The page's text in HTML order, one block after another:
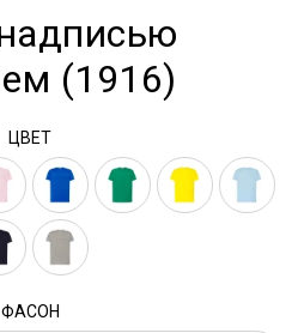
(1916)
ЦВЕТ
ФАСОН